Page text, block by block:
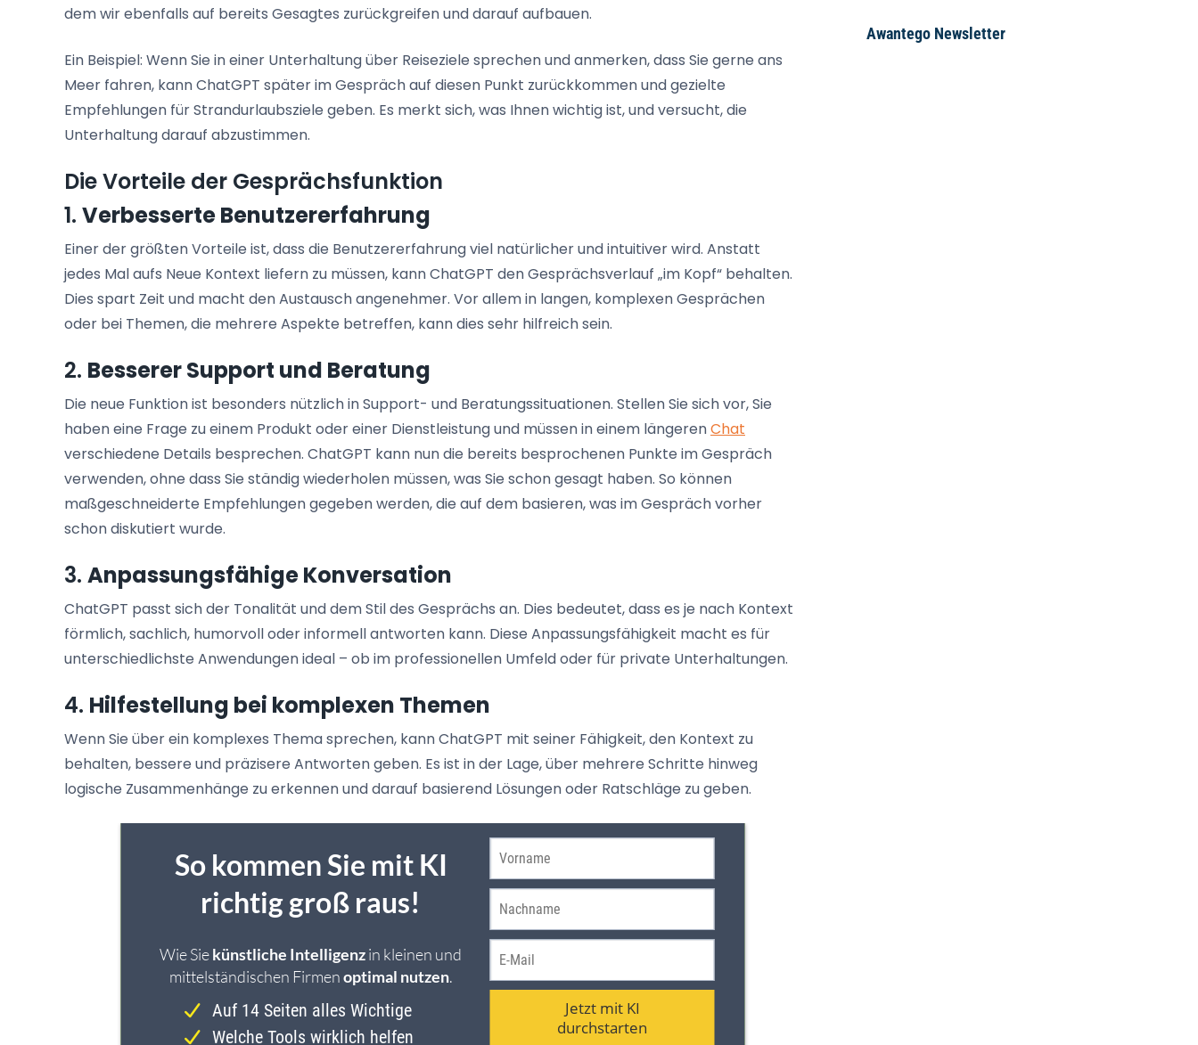
dem wir ebenfalls auf bereits Gesagtes zurückgreifen und darauf aufbauen.
Ein Beispiel: Wenn Sie in einer Unterhaltung über Reiseziele sprechen und anmerken, dass Sie gerne ans
Meer fahren, kann ChatGPT später im Gespräch auf diesen Punkt zurückkommen und gezielte
Empfehlungen für Strandurlaubsziele geben. Es merkt sich, was Ihnen wichtig ist, und versucht, die
Unterhaltung darauf abzustimmen.
Die Vorteile der Gesprächsfunktion
1. Verbesserte Benutzererfahrung
Einer der größten Vorteile ist, dass die Benutzererfahrung viel natürlicher und intuitiver wird. Anstatt
jedes Mal aufs Neue Kontext liefern zu müssen, kann ChatGPT den Gesprächsverlauf „im Kopf“ behalten.
Dies spart Zeit und macht den Austausch angenehmer. Vor allem in langen, komplexen Gesprächen
oder bei Themen, die mehrere Aspekte betreffen, kann dies sehr hilfreich sein.
2. Besserer Support und Beratung
Die neue Funktion ist besonders nützlich in Support- und Beratungssituationen. Stellen Sie sich vor, Sie
haben eine Frage zu einem Produkt oder einer Dienstleistung und müssen in einem längerenChat
verschiedene Details besprechen. ChatGPT kann nun die bereits besprochenen Punkte im Gespräch
verwenden, ohne dass Sie ständig wiederholen müssen, was Sie schon gesagt haben. So können
maßgeschneiderte Empfehlungen gegeben werden, die auf dem basieren, was im Gespräch vorher
schon diskutiert wurde.
3. Anpassungsfähige Konversation
ChatGPT passt sich der Tonalität und dem Stil des Gesprächs an. Dies bedeutet, dass es je nach Kontext
förmlich, sachlich, humorvoll oder informell antworten kann. Diese Anpassungsfähigkeit macht es für
unterschiedlichste Anwendungen ideal – ob im professionellen Umfeld oder für private Unterhaltungen.
4. Hilfestellung bei komplexen Themen
Wenn Sie über ein komplexes Thema sprechen, kann ChatGPT mit seiner Fähigkeit, den Kontext zu
behalten, bessere und präzisere Antworten geben. Es ist in der Lage, über mehrere Schritte hinweg
logische Zusammenhänge zu erkennen und darauf basierend Lösungen oder Ratschläge zu geben.
Awantego Newsletter